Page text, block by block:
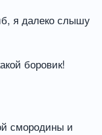
я далеко слышу
боровик!
смородины и